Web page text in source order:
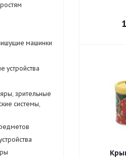
машинки
устройства
зрительные
системы,